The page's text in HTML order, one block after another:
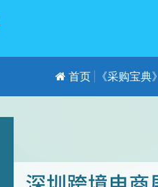
首页 《采购宝典》